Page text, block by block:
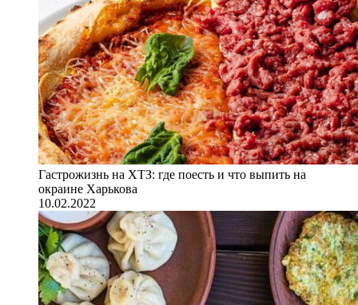
Гастрожизнь на ХТЗ: где поесть и что выпить на
окраине Харькова
10.02.2022